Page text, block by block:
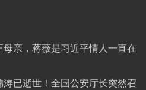
亲，蒋薇是习近平情人一直在
已逝世！全国公安厅长突然召